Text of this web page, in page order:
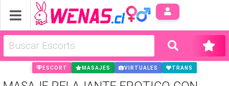
ESCORT MASAJES VIRTUALES TRANS